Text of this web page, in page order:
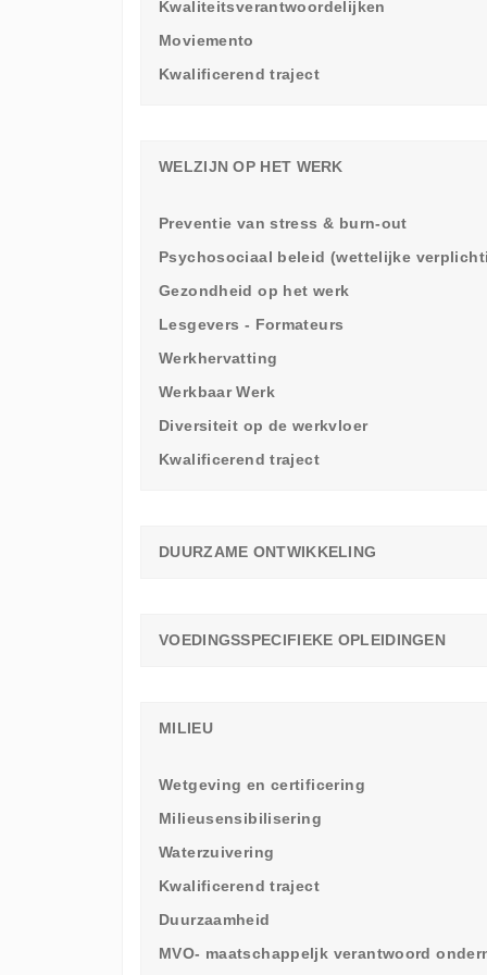
Kwaliteitsverantwoordelijken
Moviemento
Kwalificerend traject
WELZIJN OP HET WERK
Preventie van stress & burn-out
Psychosociaal beleid (wettelijke
Gezondheid op het werk
Lesgevers - Formateurs
Werkhervatting
Werkbaar Werk
Diversiteit op de werkvloer
Kwalificerend traject
DUURZAME ONTWIKKELING
VOEDINGSSPECIFIEKE OPLEIDINGEN
MILIEU
Wetgeving en certificering
Milieusensibilisering
Waterzuivering
Kwalificerend traject
Duurzaamheid
MVO- maatschappeljk verantwoord